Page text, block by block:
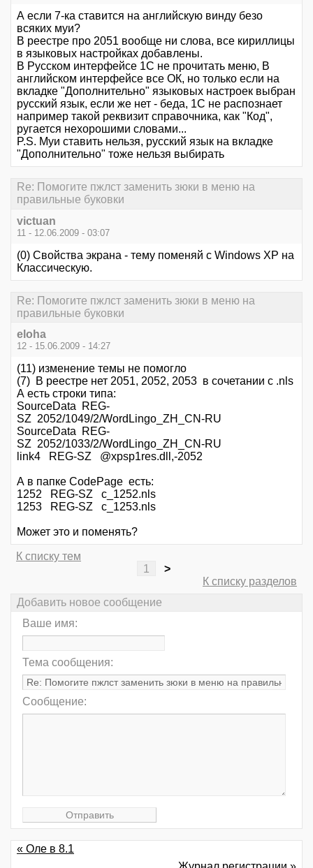
А если 7-ка ставится на английскую винду безо
всяких муи?
В реестре про 2051 вообще ни слова, все кириллицы
в языковых настройках добавлены.
В Русском интерфейсе 1С не прочитать меню, В
английском интерфейсе все ОК, но только если на
вкладке "Дополнительно" языковых настроек выбран
русский язык, если же нет - беда, 1С не распознает
например такой реквизит справочника, как "Код",
ругается нехорошими словами...
P.S. Муи ставить нельзя, русский язык на вкладке
"Дополнительно" тоже нельзя выбирать
Re: Помогите пжлст заменить зюки в меню на
правильные буковки
victuan
11 - 12.06.2009 - 03:07
(0) Свойства экрана - тему поменяй с Windows XP на
Классическую.
Re: Помогите пжлст заменить зюки в меню на
правильные буковки
eloha
12 - 15.06.2009 - 14:27
(11) изменение темы не помогло
(7) В реестре нет 2051, 2052, 2053 в сочетании с .nls
А есть строки типа:
SourceData REG-
SZ 2052/1049/2/WordLingo_ZH_CN-RU
SourceData REG-
SZ 2052/1033/2/WordLingo_ZH_CN-RU
link4 REG-SZ @xpsp1res.dll,-2052
А в папке CodePage есть:
1252 REG-SZ c_1252.nls
1253 REG-SZ c_1253.nls
Может это и поменять?
К списку тем
1
>
К списку разделов
Добавить новое сообщение
Ваше имя:
Тема сообщения:
Сообщение:
« Оле в 8.1